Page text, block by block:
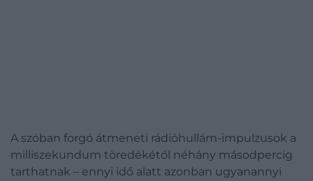
A szóban forgó átmeneti rádióhullám-impulzusok a
milliszekundum töredékétől néhány másodpercig
tarthatnak – ennyi idő alatt azonban ugyanannyi